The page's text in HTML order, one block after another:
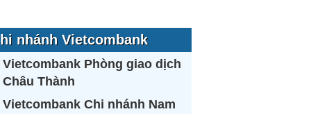
nhánh Vietcombank
Vietcombank Phòng giao dịch
Châu Thành
Vietcombank Chi nhánh Nam